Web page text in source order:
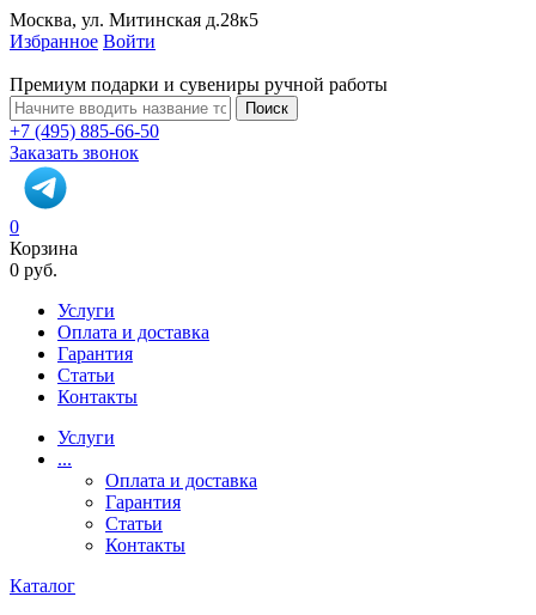
Москва, ул. Митинская д.28к5
Избранное Войти
Премиум подарки и сувениры ручной работы
Поиск
+7 (495) 885-66-50
Заказать звонок
0
Корзина
0 руб.
Услуги
Оплата и доставка
Гарантия
Статьи
Контакты
Услуги
...
Оплата и доставка
Гарантия
Статьи
Контакты
Каталог